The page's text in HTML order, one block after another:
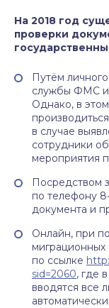
На 2018 год
проверки
Путём
службы ФМС и
Однако, в
в случае
сотрудники
мероприятия
Посредством
по телефону
документа и
Онлайн, при
миграционных
по ссылке
sid=2060, где
вводятся все